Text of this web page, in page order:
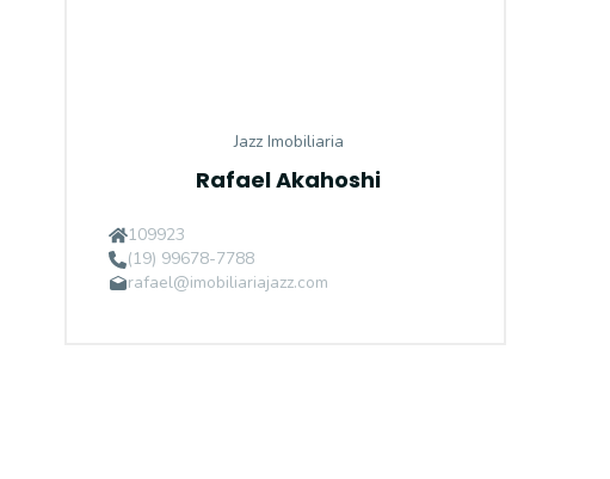
Jazz Imobiliaria
Rafael Akahoshi
109923
(19) 99678-7788
rafael@imobiliariajazz.com